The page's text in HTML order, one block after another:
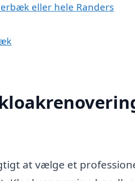
eller hele Randers
at vælge et